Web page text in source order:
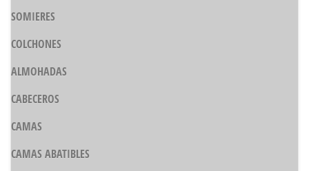
SOMIERES
COLCHONES
ALMOHADAS
CABECEROS
CAMAS
CAMAS ABATIBLES